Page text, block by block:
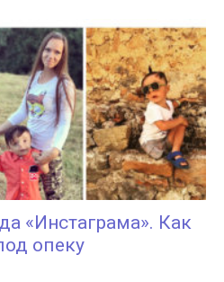
«Инстаграма». Как
опеку